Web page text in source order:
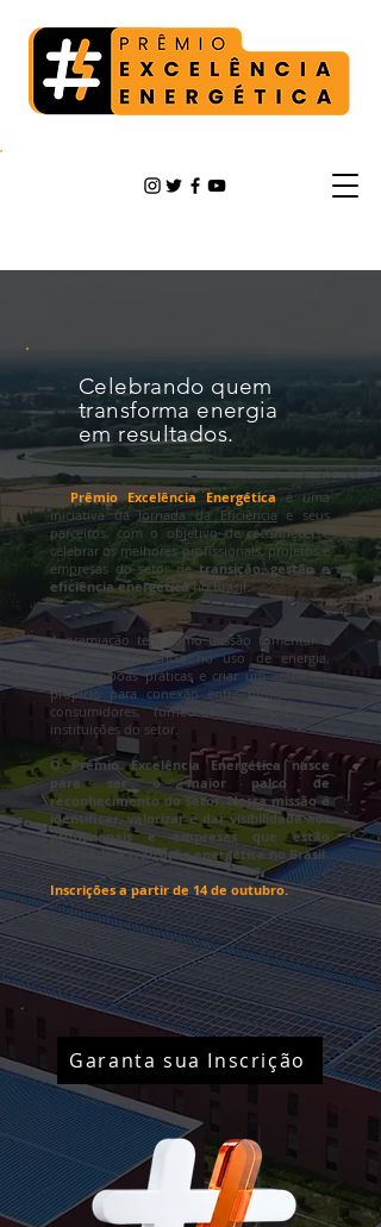
Celebrando quem
transforma energia
em resultados.
Prêmio Excelência Energética é uma
iniciativa daJornada da Eficiência e seus
parceiros, com o objetivo de reconhecer e
celebrar os melhores profissionais, projetos e
empresas do setor detransição, gestão e
eficiência energéticano Brasil.
A premiação tem como missão fomentar a
cultura de eficiência no uso de energia,
valorizar boas práticas e criar um ambiente
propício para conexão entre profissionais,
consumidores, fornecedores, empresas e
instituições do setor.
O Prêmio Excelência Energética nasce
para ser o maior palco de
reconhecimento do setor. Nossa missão é
identificar, valorizar e dar visibilidade aos
profissionais e empresas que estão
liderando a transição energética no Brasil.
Inscrições a partir de 14 de outubro.
Garanta sua Inscrição